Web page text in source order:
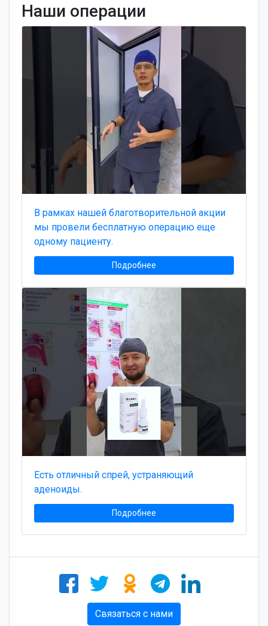
Наши операции
В рамках нашей благотворительной акции
мы провели бесплатную операцию еще
одному пациенту.
Подробнее
Есть отличный спрей, устраняющий
аденоиды.
Подробнее
Связаться с нами